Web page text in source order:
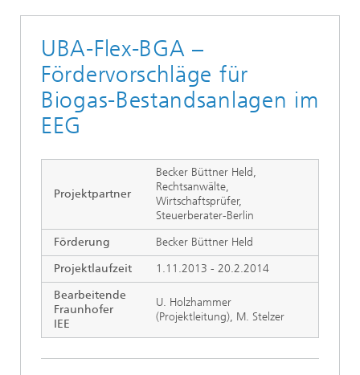
UBA-Flex-BGA –
Fördervorschläge für
Biogas-Bestandsanlagen im
EEG
Projektpartner
Becker Büttner Held,
Rechtsanwälte,
Wirtschaftsprüfer,
Steuerberater-Berlin
Förderung
Becker Büttner Held
Projektlaufzeit
1.11.2013 - 20.2.2014
Bearbeitende
Fraunhofer
IEE
U. Holzhammer
(Projektleitung), M. Stelzer